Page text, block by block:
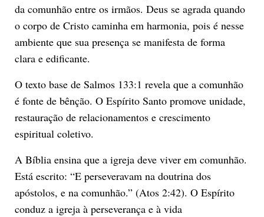
da comunhão entre os irmãos. Deus se agrada quando
o corpo de Cristo caminha em harmonia, pois é nesse
ambiente que sua presença se manifesta de forma
clara e edificante.
O texto base de Salmos 133:1 revela que a comunhão
é fonte de bênção. O Espírito Santo promove unidade,
restauração de relacionamentos e crescimento
espiritual coletivo.
A Bíblia ensina que a igreja deve viver em comunhão.
Está escrito: “E perseveravam na doutrina dos
apóstolos, e na comunhão.” (Atos 2:42). O Espírito
conduz a igreja à perseverança e à vida